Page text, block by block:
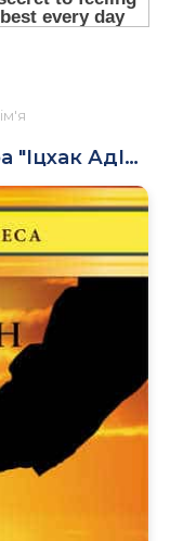
Книги українською - автора "Іцхак АдІзес"